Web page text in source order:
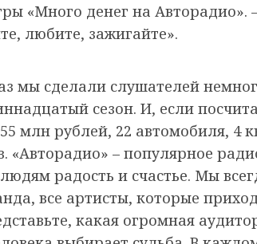
«Много денег на Авторадио».
любите, зажигайте».
мы сделали слушателей
сезон. И, если
млн рублей, 22 автомобиля, 4
«Авторадио» – популярное
радость и счастье. Мы
все артисты, которые
какая огромная